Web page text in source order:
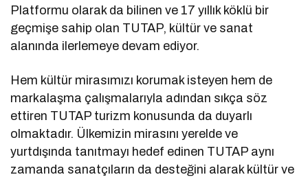
Platformu olarak da bilinen ve 17 yıllık köklü bir
geçmişe sahip olan TUTAP, kültür ve sanat
alanında ilerlemeye devam ediyor.
Hem kültür mirasımızı korumak isteyen hem de
markalaşma çalışmalarıyla adından sıkça söz
ettiren TUTAP turizm konusunda da duyarlı
olmaktadır. Ülkemizin mirasını yerelde ve
yurtdışında tanıtmayı hedef edinen TUTAP aynı
zamanda sanatçıların da desteğini alarak kültür ve